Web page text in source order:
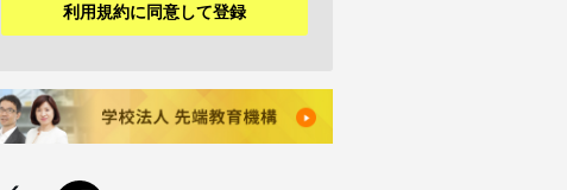
利用規約に同意して登録